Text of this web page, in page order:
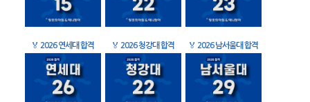
🏅 2026 연세대 합격 🏅 2026 청강대 합격 🏅 2026 남서울대 합격